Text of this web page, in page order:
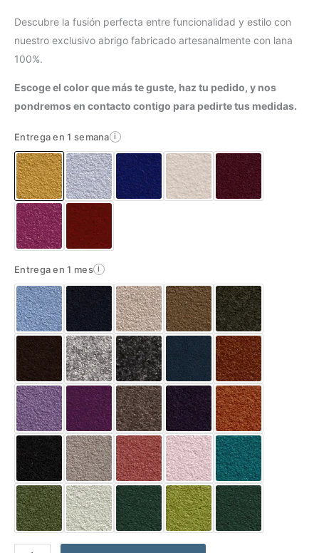
Descubre la fusión perfecta entre funcionalidad y estilo con
nuestro exclusivo abrigo fabricado artesanalmente con lana
100%.
Escoge el color que más te guste, haz tu pedido, y nos
pondremos en contacto contigo para pedirte tus medidas.
Entrega en 1 semana i
Entrega en 1 mes i